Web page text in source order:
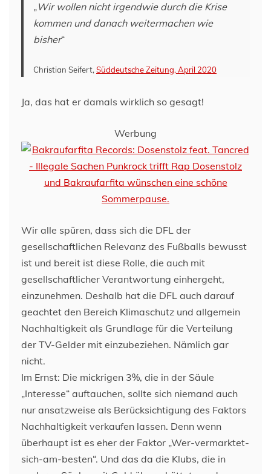
„Wir wollen nicht irgendwie durch die Krise
kommen und danach weitermachen wie
bisher“
Christian Seifert, Süddeutsche Zeitung, April 2020
Ja, das hat er damals wirklich so gesagt!
Werbung
Wir alle spüren, dass sich die DFL der
gesellschaftlichen Relevanz des Fußballs bewusst
ist und bereit ist diese Rolle, die auch mit
gesellschaftlicher Verantwortung einhergeht,
einzunehmen. Deshalb hat die DFL auch darauf
geachtet den Bereich Klimaschutz und allgemein
Nachhaltigkeit als Grundlage für die Verteilung
der TV-Gelder mit einzubeziehen. Nämlich gar
nicht.
Im Ernst: Die mickrigen 3%, die in der Säule
„Interesse“ auftauchen, sollte sich niemand auch
nur ansatzweise als Berücksichtigung des Faktors
Nachhaltigkeit verkaufen lassen. Denn wenn
überhaupt ist es eher der Faktor „Wer-vermarktet-
sich-am-besten“. Und das da die Klubs, die in